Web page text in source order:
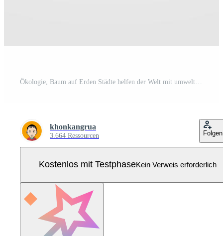
khonkangrua
3.664 Ressourcen Folgen
Kostenlos mit TestphaseKein Verweis erforderlich